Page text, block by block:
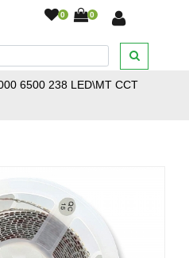
0 0
LED/STRISCIE LED
/STRISCIA LED CCT
6500 238 LED\MT CCT